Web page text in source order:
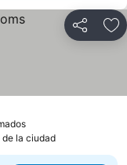
Compartir
la ciudad